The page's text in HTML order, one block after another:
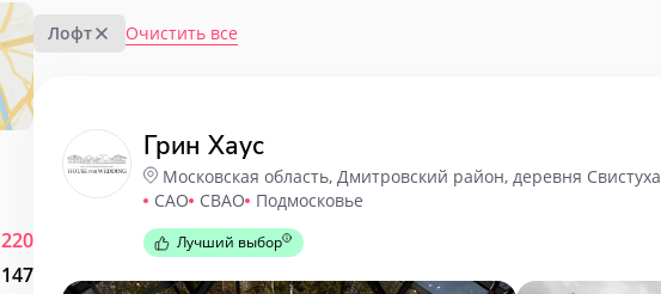
220
147
Лофт Очистить все
Грин Хаус
Московская область, Дмитровский район, деревня Свистуха
САО СВАО Подмосковье
Лучший выбор